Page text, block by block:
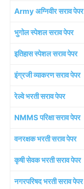
Army अग्निवीर सराव पेपर
भुगोल स्पेशल सराव पेपर
इतिहास स्पेशल सराव पेपर
इंग्रजी व्याकरण सराव पेपर
रेल्वे भरती सराव पेपर
NMMS परिक्षा सराव पेपर
वनरक्षक भरती सराव पेपर
कृषी सेवक भरती सराव पेपर
नगरपरिषद भरती सराव पेपर